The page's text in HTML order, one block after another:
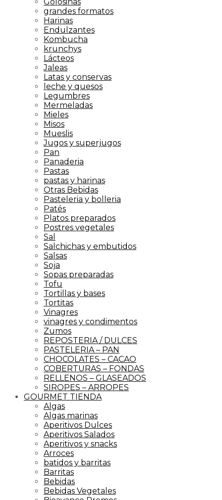
grandes formatos
Harinas
Endulzantes
Kombucha
krunchys
Lácteos
Jaleas
Latas y conservas
leche y quesos
Legumbres
Mermeladas
Mieles
Misos
Mueslis
Jugos y superjugos
Pan
Panaderia
Pastas
pastas y harinas
Otras Bebidas
Pasteleria y bolleria
Patés
Platos preparados
Postres vegetales
Sal
Salchichas y embutidos
Salsas
Soja
Sopas preparadas
Tofu
Tortillas y bases
Tortitas
Vinagres
vinagres y condimentos
Zumos
REPOSTERIA / DULCES
PASTELERIA – PAN
CHOCOLATES – CACAO
COBERTURAS – FONDAS
RELLENOS – GLASEADOS
SIROPES – ARROPES
GOURMET TIENDA
Algas
Algas marinas
Aperitivos Dulces
Aperitivos Salados
Aperitivos y snacks
Arroces
batidos y barritas
Barritas
Bebidas
Bebidas Vegetales